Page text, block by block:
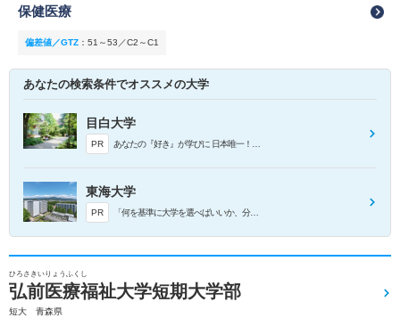
保健医療
偏差値／GTZ ： 51～53／C2～C1
あなたの検索条件でオススメの大学
目白大学
PR あなたの『好き』が学びに 日本唯一！韓国学部新設 ※2027年4月設置予定
東海大学
PR 「何を基準に大学を選べばいいか、分からない！」というあなたへ。
ひろさきいりょうふくし
弘前医療福祉大学短期大学部
短大 青森県